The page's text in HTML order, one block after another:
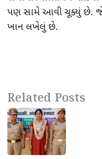
પણ સામે આવી ચૂક્યું છે.
ખાન લખેલું છે.
Related Posts